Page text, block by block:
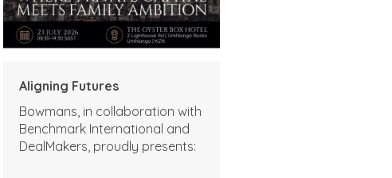
Aligning Futures
Bowmans, in collaboration with
Benchmark International and
DealMakers, proudly presents: